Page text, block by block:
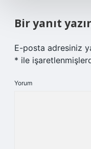
Bir yanıt
E-posta adresiniz
* ile
Yorum